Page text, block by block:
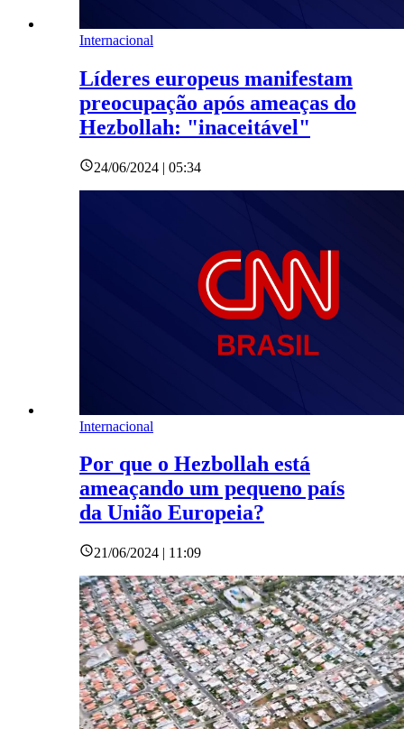
Internacional
Líderes europeus manifestam
preocupação após ameaças do
Hezbollah: "inaceitável"
24/06/2024 | 05:34
Internacional
Por que o Hezbollah está
ameaçando um pequeno país
da União Europeia?
21/06/2024 | 11:09